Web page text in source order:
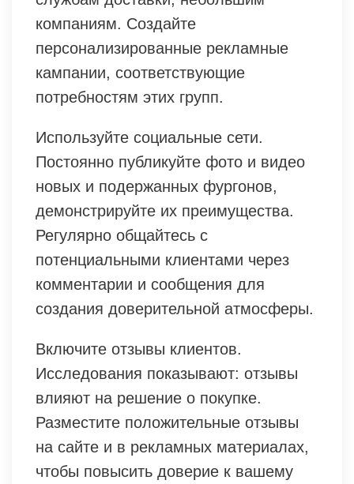
компаниям. Создайте
персонализированные рекламные
кампании, соответствующие
потребностям этих групп.
Используйте социальные сети.
Постоянно публикуйте фото и видео
новых и подержанных фургонов,
демонстрируйте их преимущества.
Регулярно общайтесь с
потенциальными клиентами через
комментарии и сообщения для
создания доверительной атмосферы.
Включите отзывы клиентов.
Исследования показывают: отзывы
влияют на решение о покупке.
Разместите положительные отзывы
на сайте и в рекламных материалах,
чтобы повысить доверие к вашему